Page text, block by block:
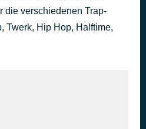
die verschiedenen Trap-
Twerk, Hip Hop, Halftime,